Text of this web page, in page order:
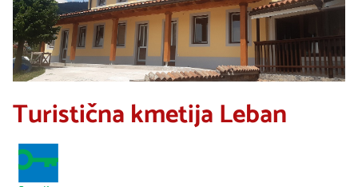
Turistična kmetija Leban